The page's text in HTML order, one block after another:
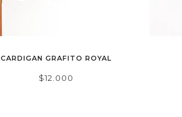
CARDIGAN GRAFITO ROYAL
$12.000